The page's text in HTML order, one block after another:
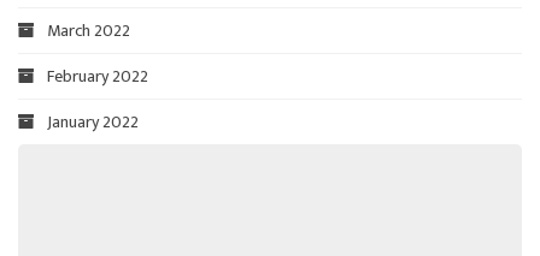
March 2022
February 2022
January 2022